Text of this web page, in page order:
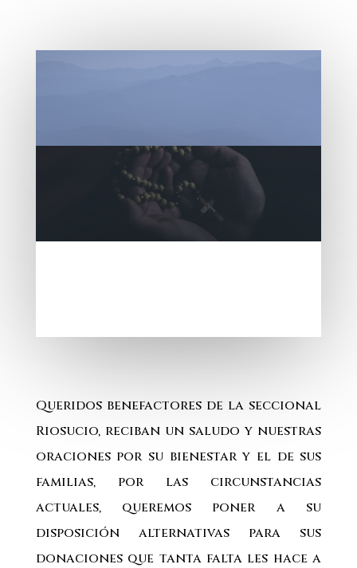
Queridos benefactores de la seccional
Riosucio, reciban un saludo y nuestras
oraciones por su bienestar y el de sus
familias, por las circunstancias
actuales, queremos poner a su
disposición alternativas para sus
donaciones que tanta falta les hace a